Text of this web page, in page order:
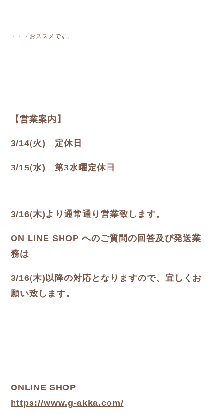
・・・おススメです。
【営業案内】
3/14(火) 定休日
3/15(水) 第3水曜定休日
3/16(木)より通常通り営業致します。
ON LINE SHOP へのご質問の回答及び発送業
務は
3/16(木)以降の対応となりますので、宜しくお
願い致します。
ONLINE SHOP
https://www.g-akka.com/